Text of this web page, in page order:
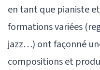
en tant que pianiste
formations variées
jazz…) ont façonné
compositions et